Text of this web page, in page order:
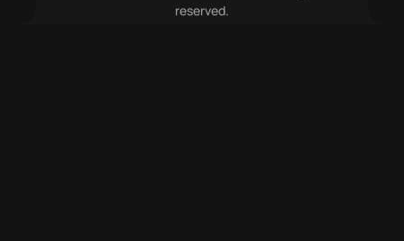
reserved.